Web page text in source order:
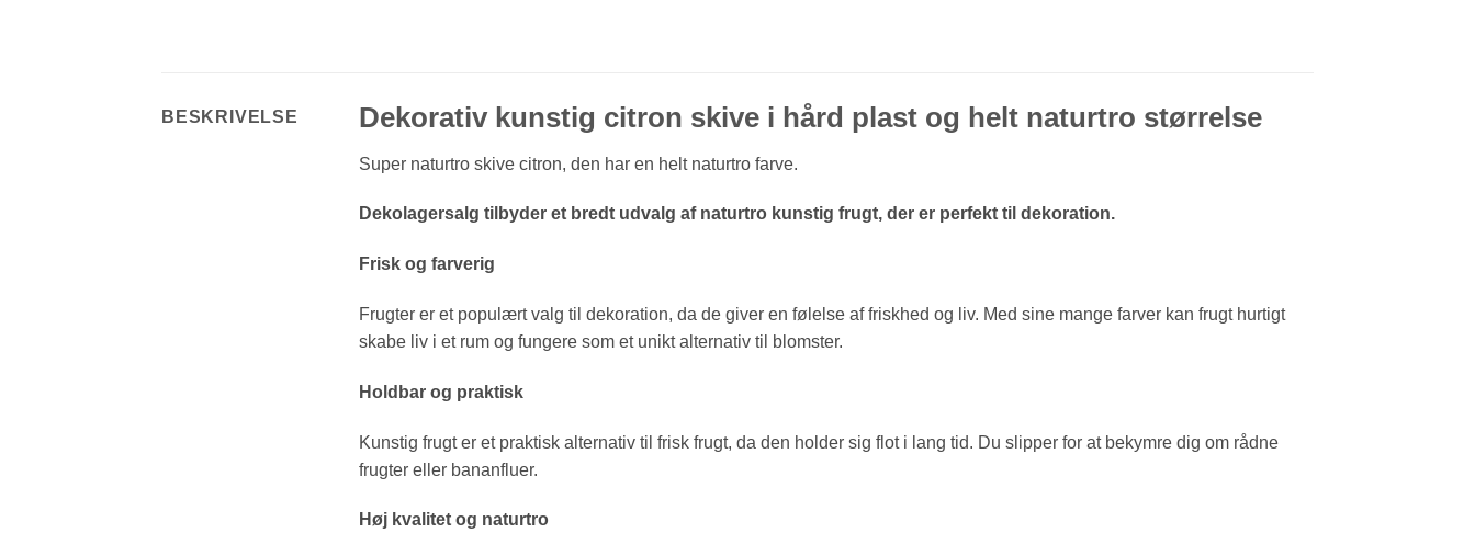
BESKRIVELSE Dekorativ kunstig citron skive i hård plast og helt naturtro størrelse
Super naturtro skive citron, den har en helt naturtro farve.
Dekolagersalg tilbyder et bredt udvalg af naturtro kunstig frugt, der er perfekt til dekoration.
Frisk og farverig
Frugter er et populært valg til dekoration, da de giver en følelse af friskhed og liv. Med sine mange farver kan frugt hurtigt
skabe liv i et rum og fungere som et unikt alternativ til blomster.
Holdbar og praktisk
Kunstig frugt er et praktisk alternativ til frisk frugt, da den holder sig flot i lang tid. Du slipper for at bekymre dig om rådne
frugter eller bananfluer.
Høj kvalitet og naturtro